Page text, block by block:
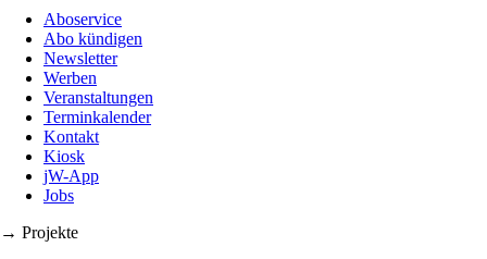
Aboservice
Abo kündigen
Newsletter
Werben
Veranstaltungen
Terminkalender
Kontakt
Kiosk
jW-App
Jobs
→ Projekte